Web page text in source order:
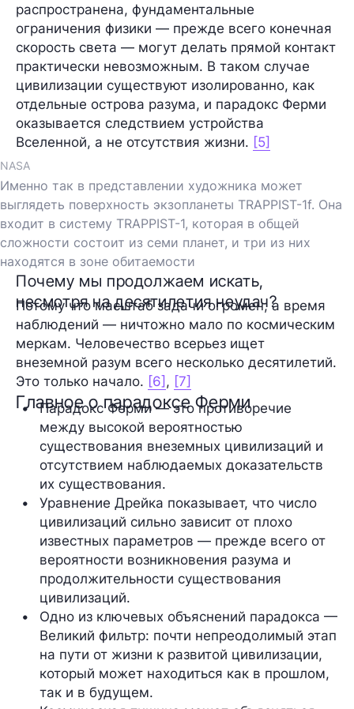
распространена, фундаментальные
ограничения физики — прежде всего конечная
скорость света — могут делать прямой контакт
практически невозможным. В таком случае
цивилизации существуют изолированно, как
отдельные острова разума, и парадокс Ферми
оказывается следствием устройства
Вселенной, а не отсутствия жизни. [5]
NASA
Именно так в представлении художника может
выглядеть поверхность экзопланеты TRAPPIST-1f. Она
входит в систему TRAPPIST-1, которая в общей
сложности состоит из семи планет, и три из них
находятся в зоне обитаемости
Почему мы продолжаем искать,
несмотря на десятилетия неудач?
Потому что масштаб задачи огромен, а время
наблюдений — ничтожно мало по космическим
меркам. Человечество всерьез ищет
внеземной разум всего несколько десятилетий.
Это только начало. [6] , [7]
Главное о парадоксе Ферми
Парадокс Ферми — это противоречие
между высокой вероятностью
существования внеземных цивилизаций и
отсутствием наблюдаемых доказательств
их существования.
Уравнение Дрейка показывает, что число
цивилизаций сильно зависит от плохо
известных параметров — прежде всего от
вероятности возникновения разума и
продолжительности существования
цивилизаций.
Одно из ключевых объяснений парадокса —
Великий фильтр: почти непреодолимый этап
на пути от жизни к развитой цивилизации,
который может находиться как в прошлом,
так и в будущем.